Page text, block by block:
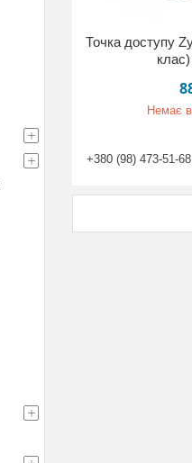
Точка доступу
Немає в
+380 (98) 473-51-68